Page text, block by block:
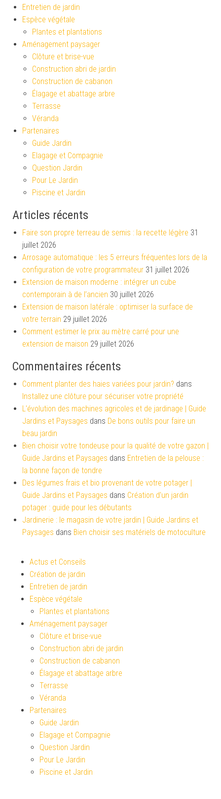
Entretien de jardin
Espèce végétale
Plantes et plantations
Aménagement paysager
Clôture et brise-vue
Construction abri de jardin
Construction de cabanon
Élagage et abattage arbre
Terrasse
Véranda
Partenaires
Guide Jardin
Elagage et Compagnie
Question Jardin
Pour Le Jardin
Piscine et Jardin
Articles récents
Faire son propre terreau de semis : la recette légère 31
juillet 2026
Arrosage automatique : les 5 erreurs fréquentes lors de la
configuration de votre programmateur 31 juillet 2026
Extension de maison moderne : intégrer un cube
contemporain à de l’ancien 30 juillet 2026
Extension de maison latérale : optimiser la surface de
votre terrain 29 juillet 2026
Comment estimer le prix au mètre carré pour une
extension de maison 29 juillet 2026
Commentaires récents
Comment planter des haies variées pour jardin? dans
Installez une clôture pour sécuriser votre propriété
L'évolution des machines agricoles et de jardinage | Guide
Jardins et Paysages dans De bons outils pour faire un
beau jardin
Bien choisir votre tondeuse pour la qualité de votre gazon |
Guide Jardins et Paysages dans Entretien de la pelouse :
la bonne façon de tondre
Des légumes frais et bio provenant de votre potager |
Guide Jardins et Paysages dans Création d’un jardin
potager : guide pour les débutants
Jardinerie : le magasin de votre jardin | Guide Jardins et
Paysages dans Bien choisir ses matériels de motoculture
Actus et Conseils
Création de jardin
Entretien de jardin
Espèce végétale
Plantes et plantations
Aménagement paysager
Clôture et brise-vue
Construction abri de jardin
Construction de cabanon
Élagage et abattage arbre
Terrasse
Véranda
Partenaires
Guide Jardin
Elagage et Compagnie
Question Jardin
Pour Le Jardin
Piscine et Jardin